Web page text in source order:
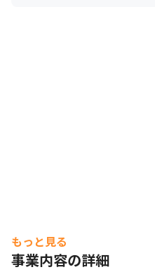
もっと見る
事業内容の詳細